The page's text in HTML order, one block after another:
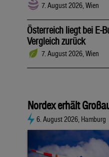
7. August 2026, Wien
Österreich liegt bei E-
Vergleich zurück
7. August 2026, Wien
Nordex erhält
6. August 2026, Hamburg